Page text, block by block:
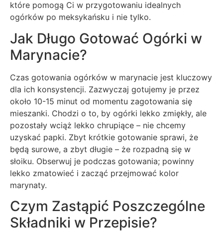
które pomogą Ci w przygotowaniu idealnych
ogórków po meksykańsku i nie tylko.
Jak Długo Gotować Ogórki w
Marynacie?
Czas gotowania ogórków w marynacie jest kluczowy
dla ich konsystencji. Zazwyczaj gotujemy je przez
około 10-15 minut od momentu zagotowania się
mieszanki. Chodzi o to, by ogórki lekko zmiękły, ale
pozostały wciąż lekko chrupiące – nie chcemy
uzyskać papki. Zbyt krótkie gotowanie sprawi, że
będą surowe, a zbyt długie – że rozpadną się w
słoiku. Obserwuj je podczas gotowania; powinny
lekko zmatowieć i zacząć przejmować kolor
marynaty.
Czym Zastąpić Poszczególne
Składniki w Przepisie?